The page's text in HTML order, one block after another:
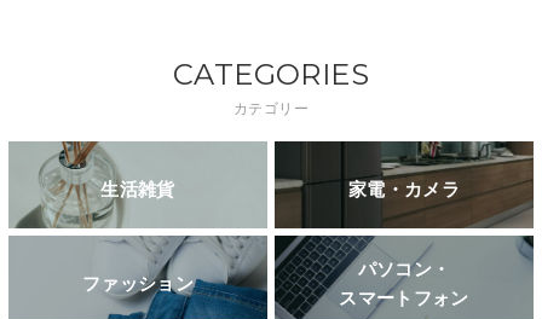
CATEGORIES
カテゴリー
生活雑貨 家電・カメラ
ファッション
パソコン・
スマートフォン